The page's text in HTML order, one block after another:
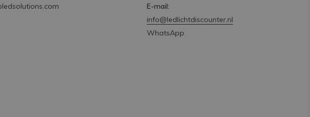
E-mail:
info@ledlichtdiscounter.nl
WhatsApp